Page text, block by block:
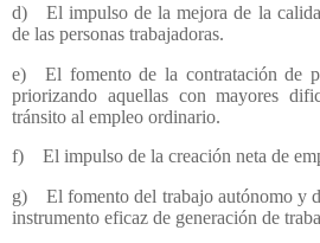
d) El impulso de la mejora de la
de las personas trabajadoras.
e) El fomento de la contratación de
priorizando aquellas con mayores
tránsito al empleo ordinario.
f) El impulso de la creación neta de
g) El fomento del trabajo autónomo y
instrumento eficaz de generación de